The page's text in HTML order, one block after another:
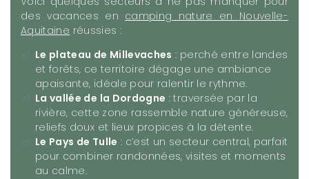
des vacances en camping nature en Nouvelle-
Aquitaine réussies :
Le plateau de Millevaches : perché entre landes
et forêts, ce territoire dégage une ambiance
apaisante, idéale pour ralentir le rythme.
La vallée de la Dordogne : traversée par la
rivière, cette zone rassemble nature généreuse,
reliefs doux et lieux propices à la détente.
Le Pays de Tulle : c’est un secteur central, parfait
pour combiner randonnées, visites et moments
au calme.